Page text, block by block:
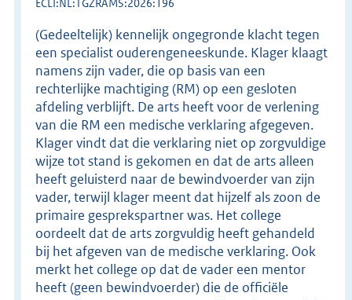
(Gedeeltelijk) kennelijk ongegronde klacht tegen
een specialist ouderengeneeskunde. Klager klaagt
namens zijn vader, die op basis van een
rechterlijke machtiging (RM) op een gesloten
afdeling verblijft. De arts heeft voor de verlening
van die RM een medische verklaring afgegeven.
Klager vindt dat die verklaring niet op zorgvuldige
wijze tot stand is gekomen en dat de arts alleen
heeft geluisterd naar de bewindvoerder van zijn
vader, terwijl klager meent dat hijzelf als zoon de
primaire gesprekspartner was. Het college
oordeelt dat de arts zorgvuldig heeft gehandeld
bij het afgeven van de medische verklaring. Ook
merkt het college op dat de vader een mentor
heeft (geen bewindvoerder) die de officiële